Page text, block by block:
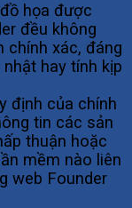
họa được
đều không
chính xác, đáng
hay tính kịp
định của chính
tin các sản
thuận hoặc
mềm nào liên
web Founder